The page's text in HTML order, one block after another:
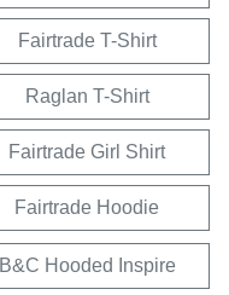
Fairtrade T-Shirt
Raglan T-Shirt
Fairtrade Girl Shirt
Fairtrade Hoodie
B&C Hooded Inspire